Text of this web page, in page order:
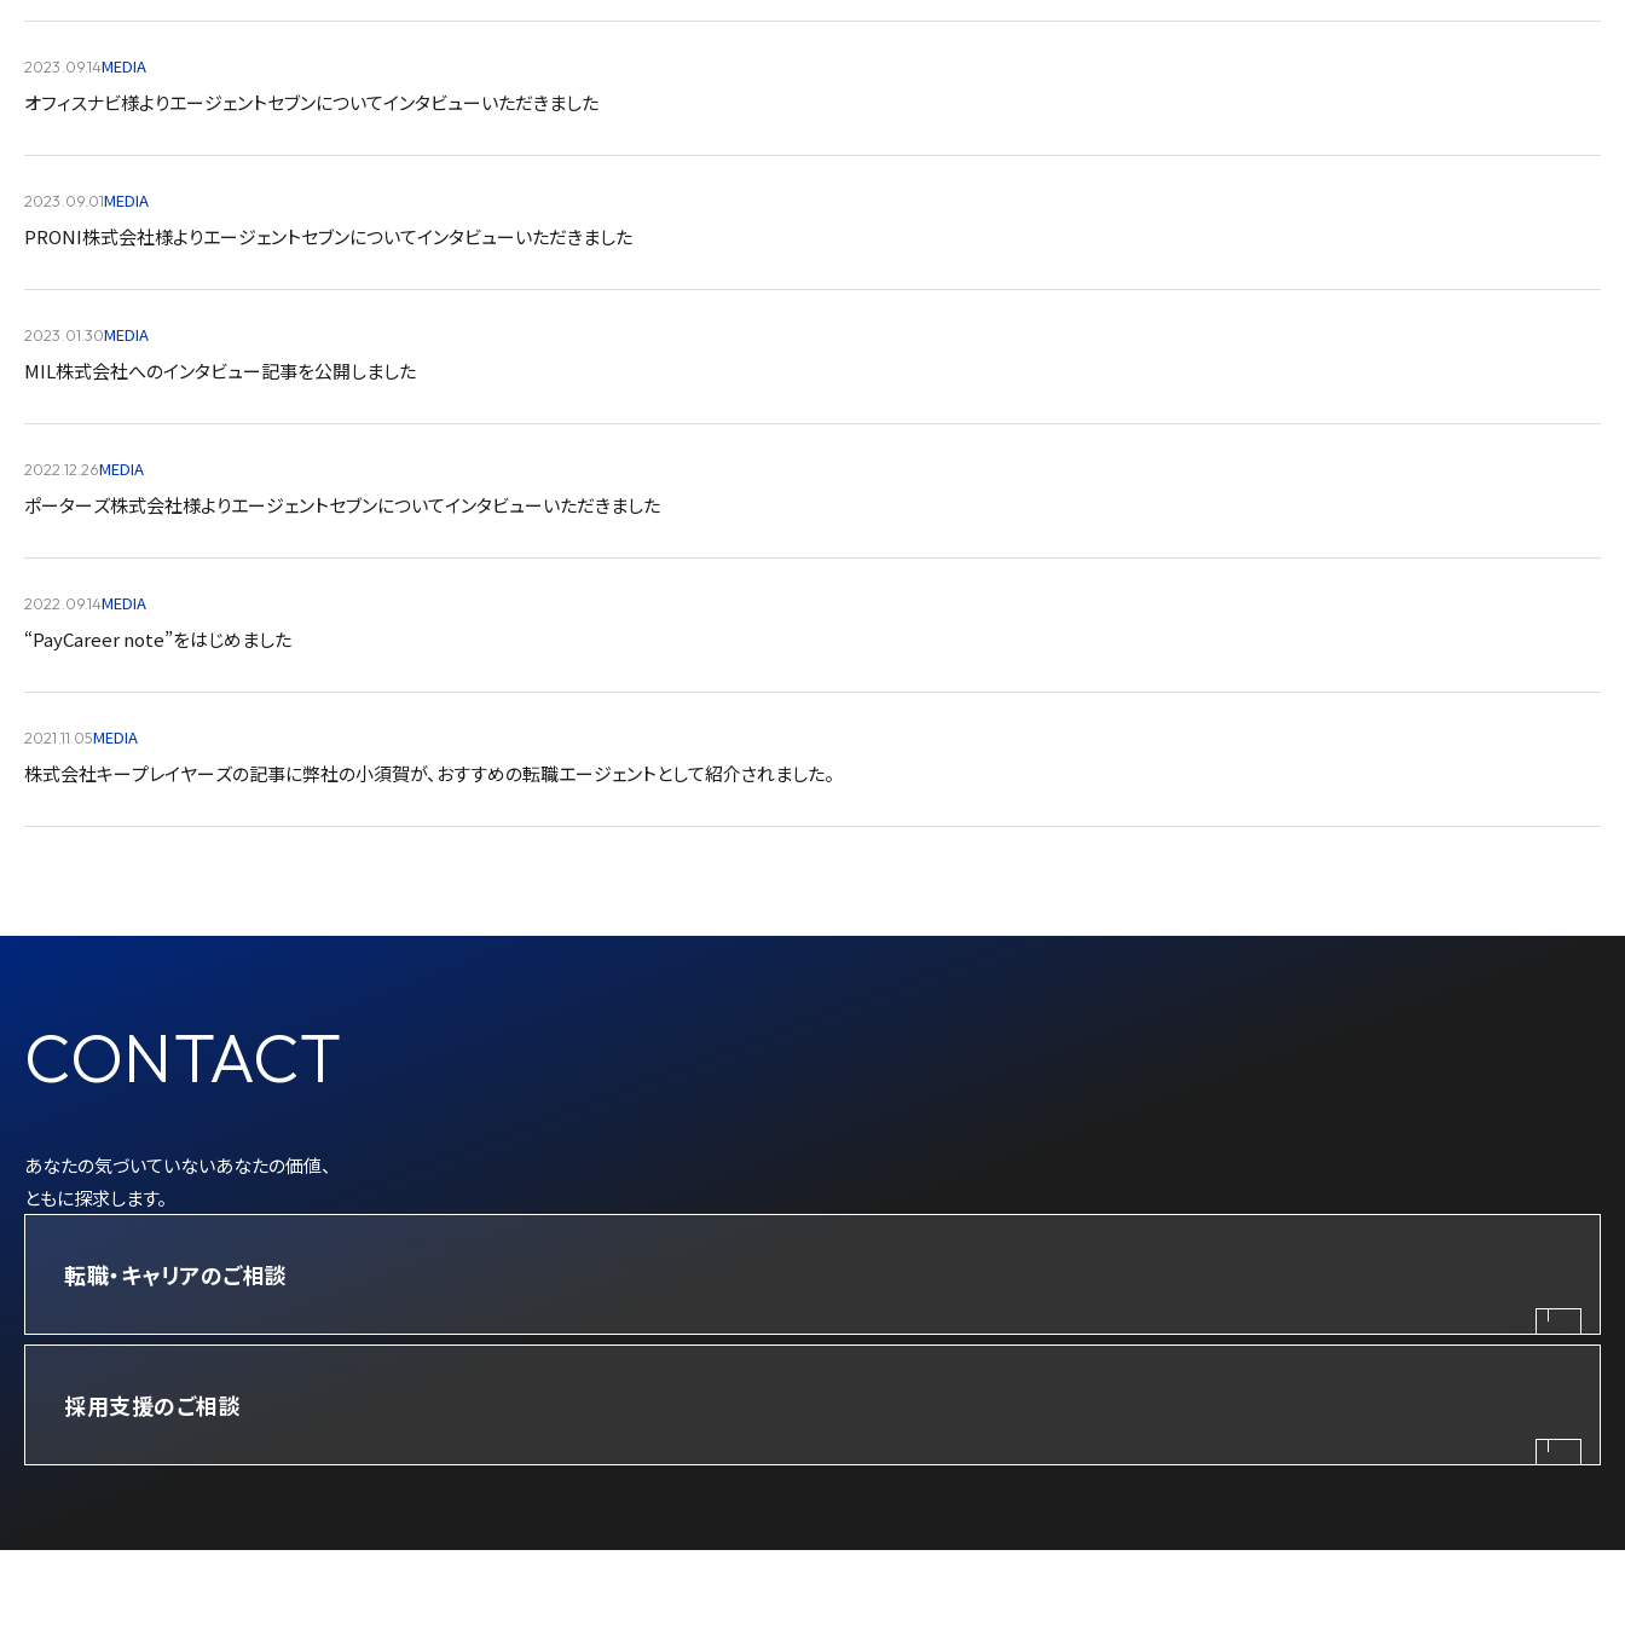
2023.09.14MEDIA
オフィスナビ様よりエージェントセブンについてインタビューいただきました
2023.09.01MEDIA
PRONI株式会社様よりエージェントセブンについてインタビューいただきました
2023.01.30MEDIA
MIL株式会社へのインタビュー記事を公開しました
2022.12.26MEDIA
ポーターズ株式会社様よりエージェントセブンについてインタビューいただきました
2022.09.14MEDIA
“PayCareer note”をはじめました
2021.11.05MEDIA
株式会社キープレイヤーズの記事に弊社の小須賀が、おすすめの転職エージェントとして紹介されました。
CONTACT
あなたの気づいていないあなたの価値、
ともに探求します。
転職・キャリアのご相談
採用支援のご相談